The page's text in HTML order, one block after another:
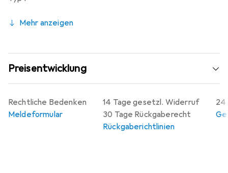
Winkel verdrehter Zentraleinsatz: 35°
Kompatibel mit Apple HomeKit: nein
Kompatibel mit Google Assistant: nein
IFTTT-Unterstützung verfügbar: nein
Mehr anzeigen
Preisentwicklung
14 Tage gesetzl. Widerruf
30 Tage Rückgaberecht
Rückgaberichtlinien
24
Rechtliche Bedenken
Meldeformular